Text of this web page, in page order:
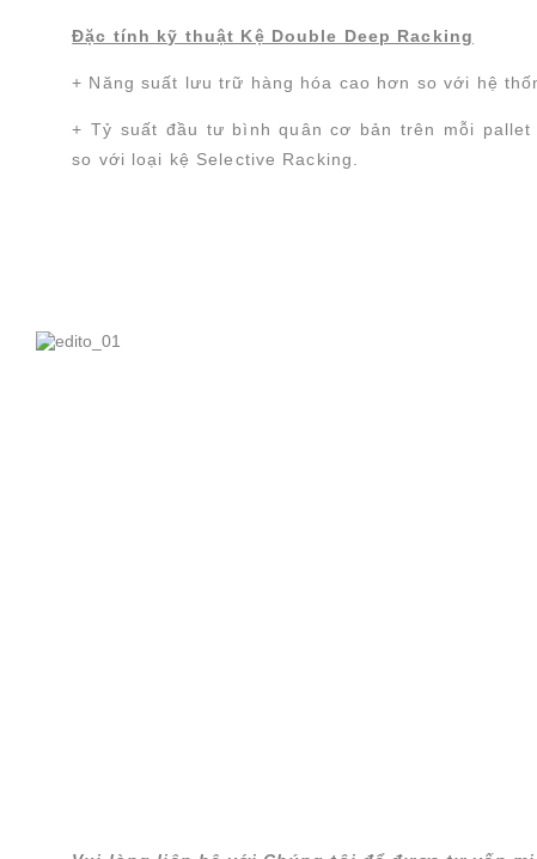
Đặc tính kỹ thuật Kệ Double Deep Racking
+ Năng suất lưu trữ hàng hóa cao hơn so với hệ
+ Tỷ suất đầu tư bình quân cơ bản trên mỗi
so với loại kệ Selective Racking.